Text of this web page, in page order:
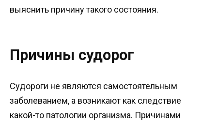
выяснить причину такого состояния.
Причины судорог
Судороги не являются самостоятельным
заболеванием, а возникают как следствие
какой-то патологии организма. Причинами